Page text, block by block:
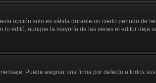
opción solo es válida durante un cierto periodo de
editó, aunque la mayoría de las veces el editor deja
Puede asignar una firma por defecto a todos